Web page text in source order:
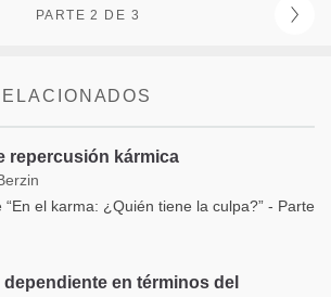
PARTE 2 DE 3
repercusión kármica
“En el karma: ¿Quién tiene la culpa?” - Parte
en términos del